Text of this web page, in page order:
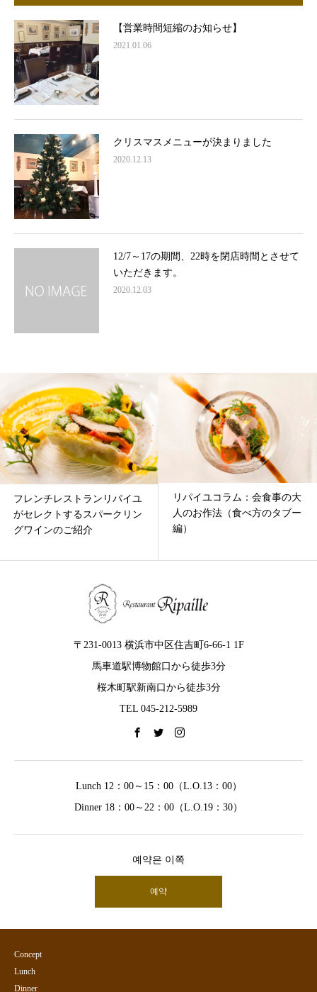
【営業時間短縮のお知らせ】
2021.01.06
クリスマスメニューが決まりました
2020.12.13
12/7～17の期間、22時を閉店時間とさせて
いただきます。
2020.12.03
フレンチレストランリパイユ
がセレクトするスパークリン
グワインのご紹介
リパイユコラム：会食事の大
人のお作法（食べ方のタブー
編）
〒231-0013 横浜市中区住吉町6-66-1 1F
馬車道駅博物館口から徒歩3分
桜木町駅新南口から徒歩3分
TEL 045-212-5989
Lunch 12：00～15：00（L.O.13：00）
Dinner 18：00～22：00（L.O.19：30）
예약은 이쪽
예약
Concept
Lunch
Dinner